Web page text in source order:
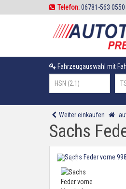
Telefon:06781-563 0550
Fahrzeugauswahl mit
Weiter einkaufen
Sachs